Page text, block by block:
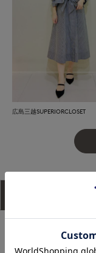
広島三越SUPERIORCLOSET
すっきりとしたコン